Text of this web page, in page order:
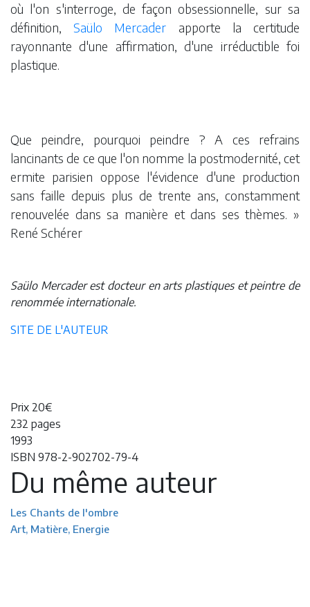
où l'on s'interroge, de façon obsessionnelle, sur sa
définition,Saülo Mercader apporte la certitude
rayonnante d'une affirmation, d'une irréductible foi
plastique.
Que peindre, pourquoi peindre ? A ces refrains
lancinants de ce que l'on nomme la postmodernité, cet
ermite parisien oppose l'évidence d'une production
sans faille depuis plus de trente ans, constamment
renouvelée dans sa manière et dans ses thèmes. »
René Schérer
Saülo Mercader est docteur en arts plastiques et peintre de
renommée internationale.
SITE DE L'AUTEUR
Prix 20€
232 pages
1993
ISBN 978-2-902702-79-4
Du même auteur
Les Chants de l'ombre
Art, Matière, Energie